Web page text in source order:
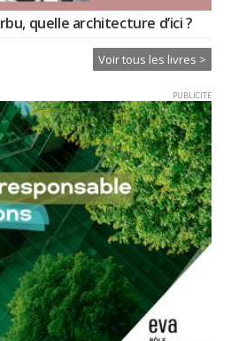
quelle architecture d’ici ?
Voir tous les livres >
PUBLICITE